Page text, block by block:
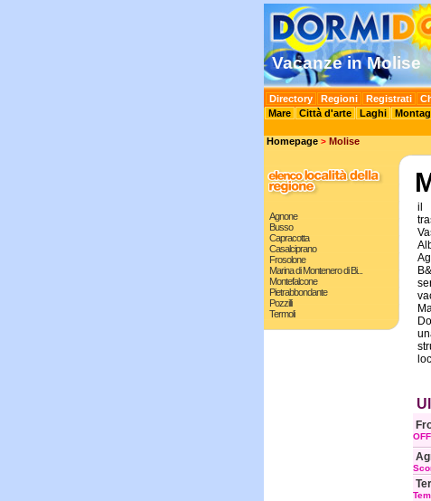
Vacanze in Molise
Directory Regioni Registrati
Mare
Città d'arte Laghi
Homepage > Molise
Agnone
Busso
Capracotta
Casalciprano
Frosolone
Marina di Montenero di Bi...
Montefalcone
Pietrabbondante
Pozzilli
Termoli
il